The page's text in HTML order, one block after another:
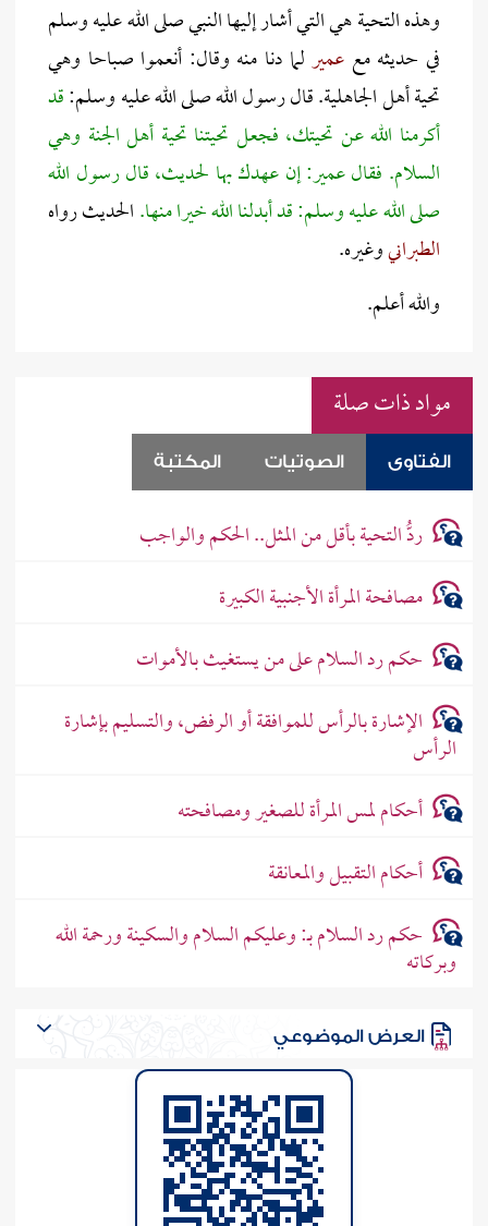
وهذه التحية هي التي أشار إليها النبي صلى الله عليه وسلم
في حديثه مع عميرلما دنا منه وقال: أنعموا صباحا وهي
تحية أهل الجاهلية. قال رسول الله صلى الله عليه وسلم:قد
أكرمنا الله عن تحيتك، فجعل تحيتنا تحية أهل الجنة وهي
السلام. فقال عمير: إن عهدك بها لحديث، قال رسول الله
صلى الله عليه وسلم: قد أبدلنا الله خيرا منها.الحديثرواه
الطبرانيوغيره.
والله أعلم.
مواد ذات صلة
الفتاوى الصوتيات المكتبة
ردُّ التحية بأقل من المثل.. الحكم والواجب
مصافحة المرأة الأجنبية الكبيرة
حكم رد السلام على من يستغيث بالأموات
الإشارة بالرأس للموافقة أو الرفض، والتسليم بإشارة
الرأس
أحكام لمس المرأة للصغير ومصافحته
أحكام التقبيل والمعانقة
حكم رد السلام بـ: وعليكم السلام والسكينة ورحمة الله
وبركاته
العرض الموضوعي